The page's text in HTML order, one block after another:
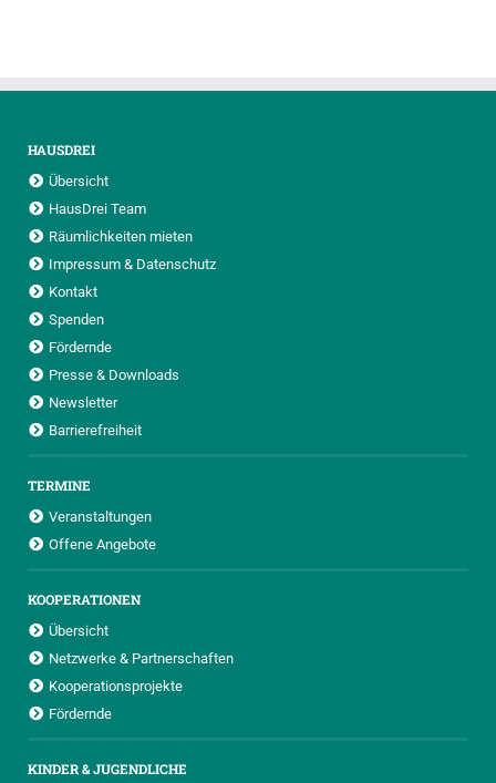
HAUSDREI
Übersicht
HausDrei Team
Räumlichkeiten mieten
Impressum & Datenschutz
Kontakt
Spenden
Fördernde
Presse & Downloads
Newsletter
Barrierefreiheit
TERMINE
Veranstaltungen
Offene Angebote
KOOPERATIONEN
Übersicht
Netzwerke & Partnerschaften
Kooperationsprojekte
Fördernde
KINDER & JUGENDLICHE